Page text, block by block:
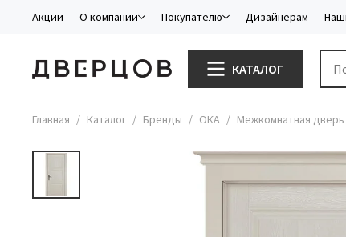
Акции О компании Покупателю Дизайнерам
КАТАЛОГ
Главная Каталог Бренды ОКА Межкомнатная дверь